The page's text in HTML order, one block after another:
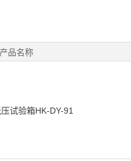
产品名称
试验箱HK-DY-91